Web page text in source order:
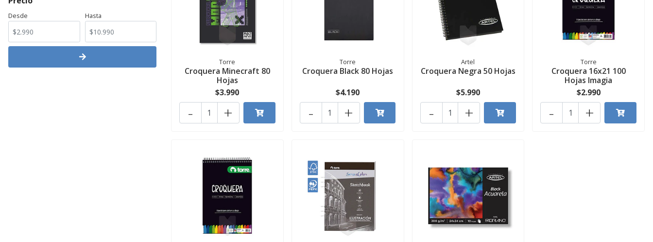
Desde Hasta
Torre
Croquera Minecraft 80
Hojas
$3.990
+
-
Torre
Croquera Black 80 Hojas
$4.190
+
-
Artel
Croquera Negra 50 Hojas
$5.990
+
-
Torre
Croquera 16x21 100
Hojas Imagia
$2.990
+
-